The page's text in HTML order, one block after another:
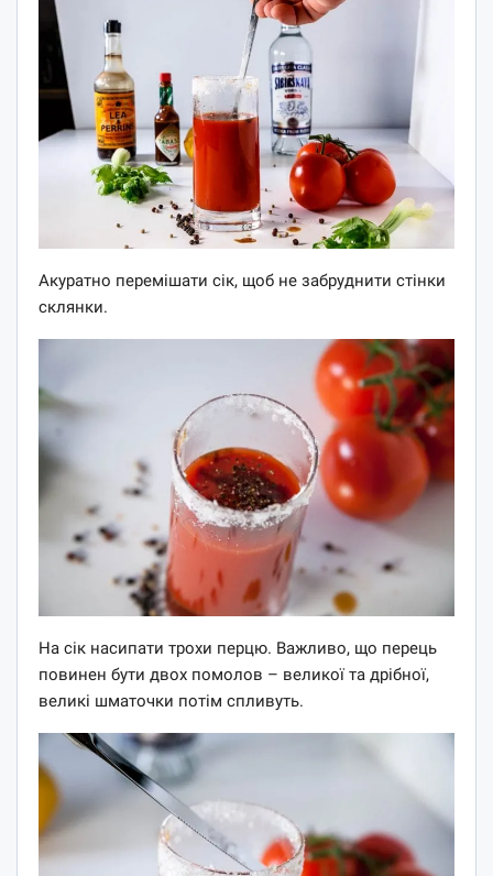
Акуратно перемішати сік, щоб не забруднити стінки
склянки.
На сік насипати трохи перцю. Важливо, що перець
повинен бути двох помолов – великої та дрібної,
великі шматочки потім спливуть.